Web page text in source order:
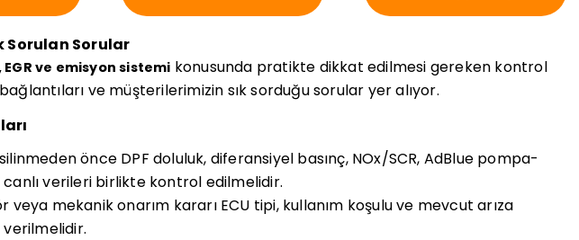
Sorulan Sorular
EGR ve emisyon sistemi konusunda pratikte dikkat edilmesi gereken kontrol
ve müşterilerimizin sık sorduğu sorular yer alıyor.
önce DPF doluluk, diferansiyel basınç, NOx/SCR, AdBlue pompa-
canlı verileri birlikte kontrol edilmelidir.
veya mekanik onarım kararı ECU tipi, kullanım koşulu ve mevcut arıza
verilmelidir.